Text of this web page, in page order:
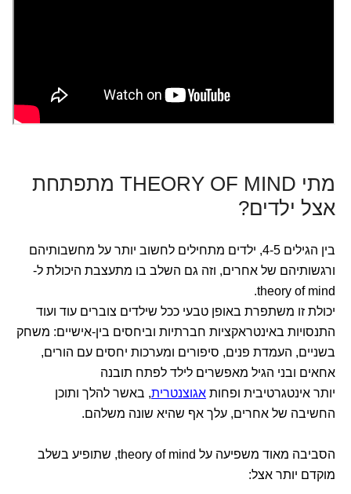
מתי THEORY OF MIND מתפתחת
אצל ילדים?
בין הגילים 4-5, ילדים מתחילים לחשוב יותר על מחשבותיהם
ורגשותיהם של אחרים, וזה גם השלב בו מתעצבת היכולת ל-
theory of mind.
יכולת זו משתפרת באופן טבעי ככל שילדים צוברים עוד ועוד
התנסויות באינטראקציות חברתיות וביחסים בין-אישיים: משחק
בשניים, העמדת פנים, סיפורים ומערכות יחסים עם הורים,
אחאים ובני הגיל מאפשרים לילד לפתח תובנה
יותר אינטגרטיבית ופחות אגוצנטרית, באשר להלך ותוכן
החשיבה של אחרים, עלך אף שהיא שונה משלהם.
הסביבה מאוד משפיעה על theory of mind, שתופיע בשלב
מוקדם יותר אצל: